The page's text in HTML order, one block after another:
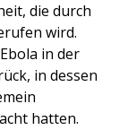
die durch
wird.
in der
in dessen
hatten.